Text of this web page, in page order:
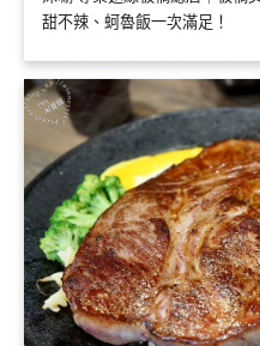
甜不辣、蚵魯飯一次滿足！